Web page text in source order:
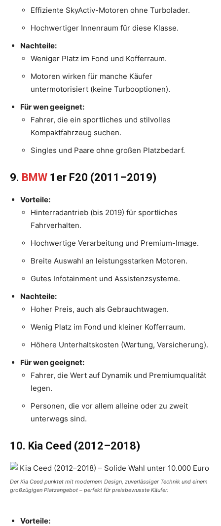
Effiziente SkyActiv-Motoren ohne Turbolader.
Hochwertiger Innenraum für diese Klasse.
Nachteile:
Weniger Platz im Fond und Kofferraum.
Motoren wirken für manche Käufer
untermotorisiert (keine Turbooptionen).
Für wen geeignet:
Fahrer, die ein sportliches und stilvolles
Kompaktfahrzeug suchen.
Singles und Paare ohne großen Platzbedarf.
9. BMW 1er F20 (2011–2019)
Vorteile:
Hinterradantrieb (bis 2019) für sportliches
Fahrverhalten.
Hochwertige Verarbeitung und Premium-Image.
Breite Auswahl an leistungsstarken Motoren.
Gutes Infotainment und Assistenzsysteme.
Nachteile:
Hoher Preis, auch als Gebrauchtwagen.
Wenig Platz im Fond und kleiner Kofferraum.
Höhere Unterhaltskosten (Wartung, Versicherung).
Für wen geeignet:
Fahrer, die Wert auf Dynamik und Premiumqualität
legen.
Personen, die vor allem alleine oder zu zweit
unterwegs sind.
10. Kia Ceed (2012–2018)
Der Kia Ceed punktet mit modernem Design, zuverlässiger Technik und einem
großzügigen Platzangebot – perfekt für preisbewusste Käufer.
Vorteile: